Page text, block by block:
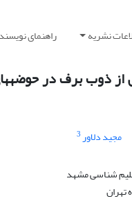
نشریه راهنمای
مجید دلاور3
شناسی مشهد
تهران